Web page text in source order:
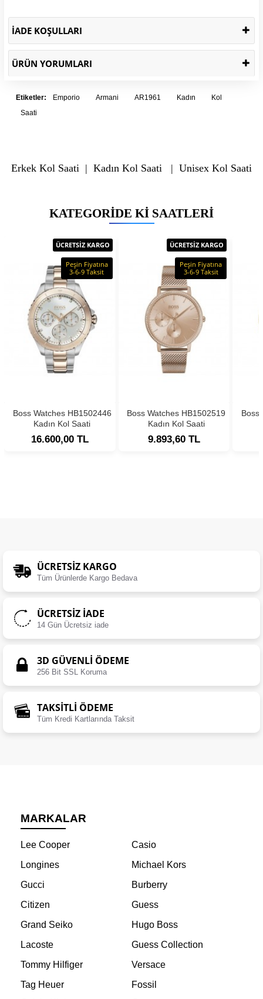
İADE KOŞULLARI
ÜRÜN YORUMLARI
Etiketler: Emporio Armani AR1961 Kadın
Kol
Saati
Erkek Kol Saati | Kadın Kol Saati | Unisex Kol Saati
KATEGORIDE KI SAATLERI
ÜCRETSİZ KARGO
Peşin Fiyatına
3-6-9 Taksit
Boss Watches HB1502446
Kadın Kol Saati
16.600,00 TL
ÜCRETSİZ KARGO
Peşin Fiyatına
3-6-9 Taksit
Boss Watches HB1502519
Kadın Kol Saati
9.893,60 TL
Boss
ÜCRETSIZ KARGO
Tüm Ürünlerde Kargo Bedava
ÜCRETSIZ İADE
14 Gün Ücretsiz iade
3D GÜVENLİ ÖDEME
256 Bit SSL Koruma
TAKSİTLİ ÖDEME
Tüm Kredi Kartlarında Taksit
MARKALAR
Lee Cooper
Casio
Longines
Michael Kors
Gucci
Burberry
Citizen
Guess
Grand Seiko
Hugo Boss
Lacoste
Guess Collection
Tommy Hilfiger
Versace
Tag Heuer
Fossil